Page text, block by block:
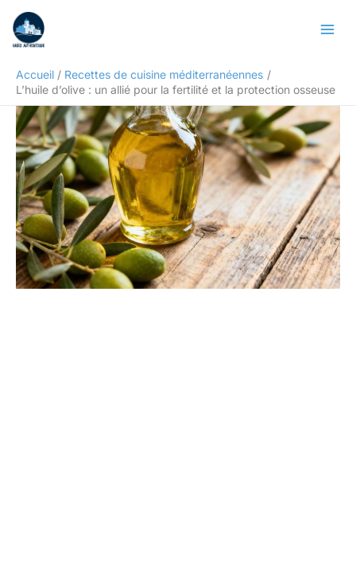
contenu
Accueil
Recettes de cuisine méditerranéennes
L’huile d’olive : un allié pour la fertilité et la protection osseuse
Rechercher